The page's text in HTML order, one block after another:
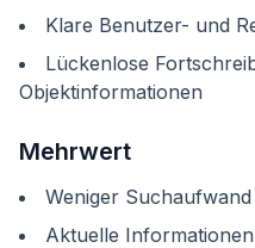
Klare Benutzer- und
Lückenlose
Objektinformationen
Mehrwert
Weniger
Aktuelle